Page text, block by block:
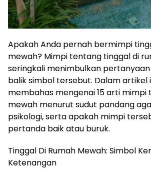
Apakah Anda pernah bermimpi
mewah? Mimpi tentang tinggal di
seringkali menimbulkan
balik simbol tersebut. Dalam artikel
membahas mengenai 15 arti mimpi
mewah menurut sudut pandang
psikologi, serta apakah mimpi
pertanda baik atau buruk.
Tinggal Di Rumah Mewah: Simbol
Ketenangan